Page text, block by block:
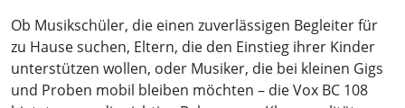
Ob Musikschüler, die einen zuverlässigen Begleiter für
zu Hause suchen, Eltern, die den Einstieg ihrer Kinder
unterstützen wollen, oder Musiker, die bei kleinen Gigs
und Proben mobil bleiben möchten – die Vox BC 108